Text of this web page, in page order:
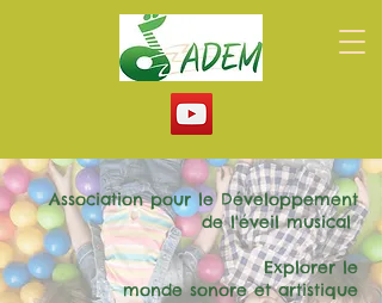
Association pour le Développement
de l'éveil musical
Explorer le
monde sonore et artistique